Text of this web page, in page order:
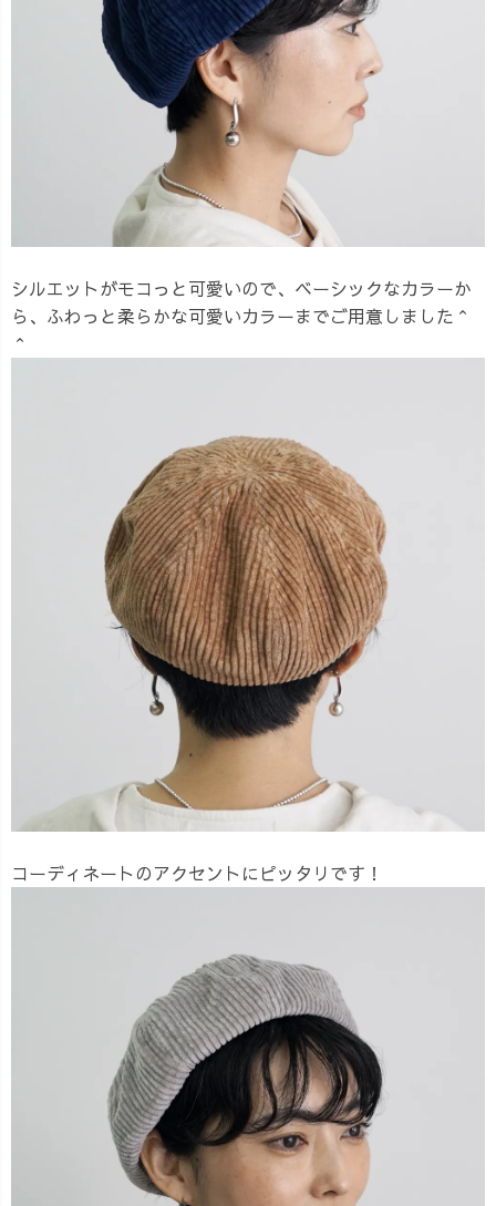
シルエットがモコっと可愛いので、ベーシックなカラーか
ら、ふわっと柔らかな可愛いカラーまでご用意しました＾
＾
コーディネートのアクセントにピッタリです！